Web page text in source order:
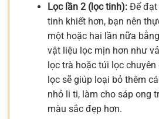
Lọc lần 2 (lọc tinh):Để đạt
tinh khiết hơn, bạn nên
một hoặc hai lần nữa
vật liệu lọc mịn hơn như
lọc trà hoặc túi lọc
lọc sẽ giúp loại bỏ thêm
nhỏ li ti, làm cho sáp ong
màu sắc đẹp hơn.